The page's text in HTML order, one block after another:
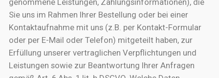
genommene Leistungen, Zahlungsinformationen), die
Sie uns im Rahmen Ihrer Bestellung oder bei einer
Kontaktaufnahme mit uns (z.B. per Kontakt-Formular
oder per E-Mail oder Telefon) mitgeteilt haben, zur
Erfüllung unserer vertraglichen Verpflichtungen und
Leistungen sowie zur Beantwortung Ihrer Anfragen